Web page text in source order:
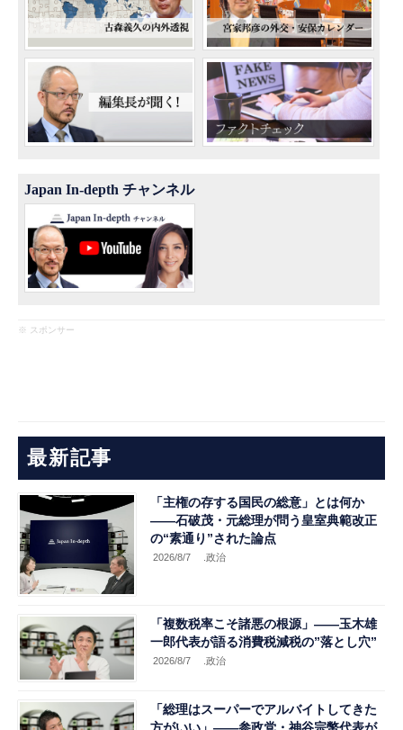
Japan In-depth チャンネル
※ スポンサー
最新記事
「主権の存する国民の総意」とは何か
――石破茂・元総理が問う皇室典範改正
の“素通り”された論点
2026/8/7 .政治
「複数税率こそ諸悪の根源」――玉木雄
一郎代表が語る消費税減税の”落とし穴”
2026/8/7 .政治
「総理はスーパーでアルバイトしてきた
方がいい」――参政党・神谷宗幣代表が